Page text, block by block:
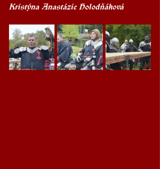
Kristýna Anastázie Holodňáková